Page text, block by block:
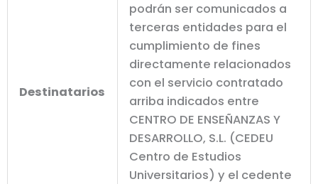
Destinatarios
podrán ser comunicados a
terceras entidades para el
cumplimiento de fines
directamente relacionados
con el servicio contratado
arriba indicados entre
CENTRO DE ENSEÑANZAS Y
DESARROLLO, S.L. (CEDEU
Centro de Estudios
Universitarios) y el cedente